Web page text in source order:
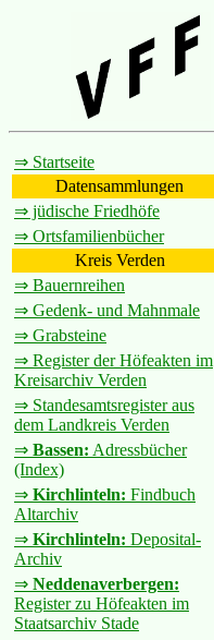
⇒ Startseite
Datensammlungen
⇒ jüdische Friedhöfe
⇒ Ortsfamilienbücher
Kreis Verden
⇒ Bauernreihen
⇒ Gedenk- und Mahnmale
⇒ Grabsteine
⇒ Register der Höfeakten im
Kreisarchiv Verden
⇒ Standesamtsregister aus
dem Landkreis Verden
⇒ Bassen: Adressbücher
(Index)
⇒ Kirchlinteln: Findbuch
Altarchiv
⇒ Kirchlinteln: Deposital-
Archiv
⇒ Neddenaverbergen:
Register zu Höfeakten im
Staatsarchiv Stade